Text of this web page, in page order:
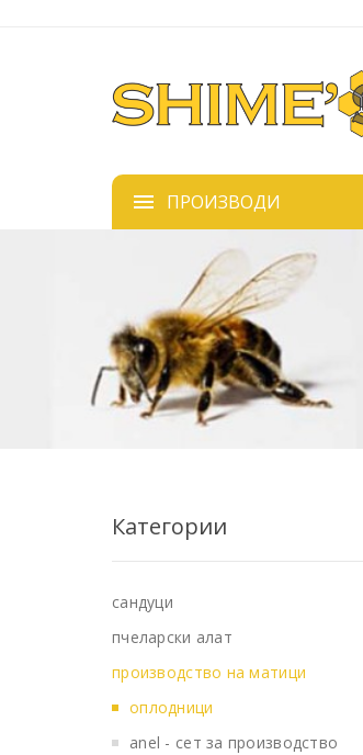
ПРОИЗВОДИ
Категории
сандуци
пчеларски алат
производство на матици
оплодници
anel - сет за производство